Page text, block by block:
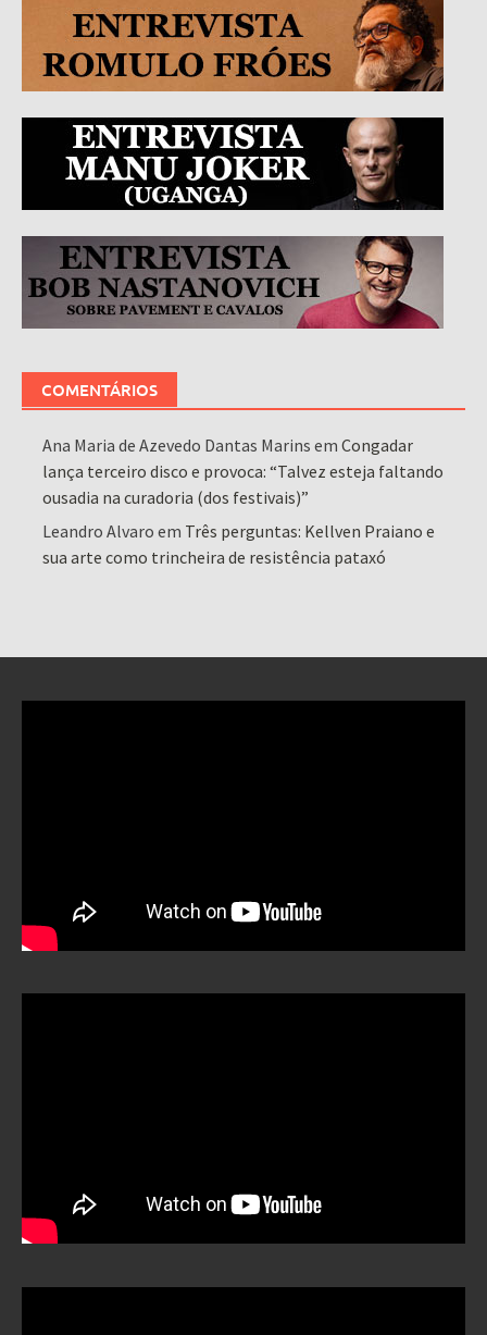
COMENTÁRIOS
Ana Maria de Azevedo Dantas Marins emCongadar
lança terceiro disco e provoca: “Talvez esteja faltando
ousadia na curadoria (dos festivais)”
Leandro Alvaro em Três perguntas: Kellven Praiano e
sua arte como trincheira de resistência pataxó